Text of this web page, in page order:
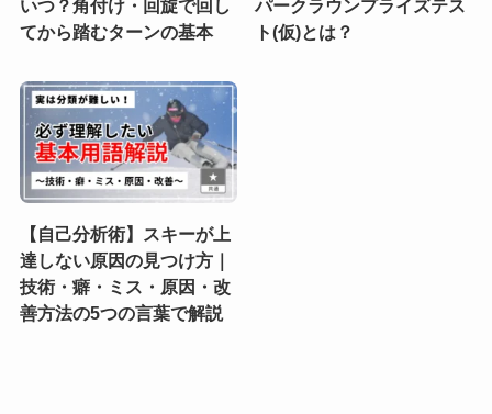
いつ？角付け・回旋で回し
てから踏むターンの基本
パークラウンプライズテス
ト(仮)とは？
【自己分析術】スキーが上
達しない原因の見つけ方｜
技術・癖・ミス・原因・改
善方法の5つの言葉で解説